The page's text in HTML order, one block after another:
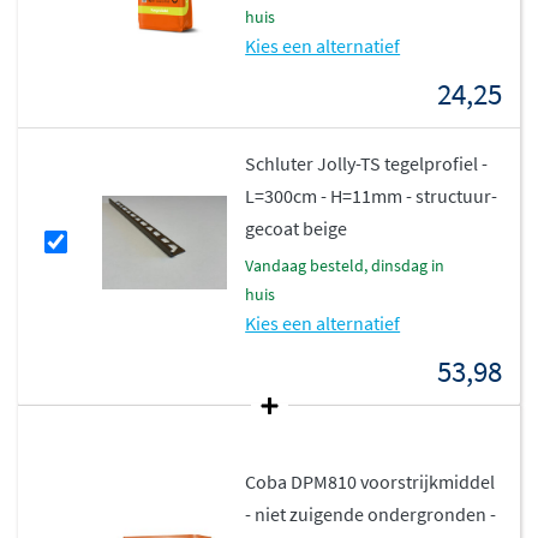
huis
Kies een alternatief
24,25
Schluter Jolly-TS tegelprofiel -
L=300cm - H=11mm - structuur-
gecoat beige
vandaag besteld, dinsdag in
huis
Kies een alternatief
53,98
Coba DPM810 voorstrijkmiddel
- niet zuigende ondergronden -